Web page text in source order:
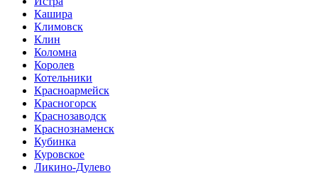
Кашира
Климовск
Клин
Коломна
Королев
Котельники
Красноармейск
Красногорск
Краснозаводск
Краснознаменск
Кубинка
Куровское
Ликино-Дулево